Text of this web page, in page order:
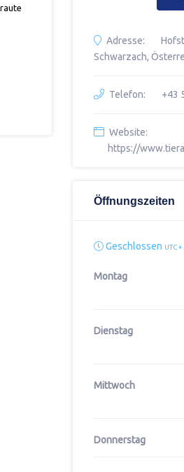
Adresse:
Schwarzach,
Telefon: +43
Website:
https://
Öffnungszeiten
Geschlossen UTC +
Montag
Dienstag
Mittwoch
Donnerstag